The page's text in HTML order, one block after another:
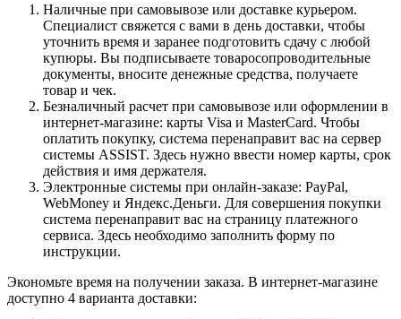
Наличные при самовывозе или доставке курьером.
Специалист свяжется с вами в день доставки, чтобы
уточнить время и заранее подготовить сдачу с любой
купюры. Вы подписываете товаросопроводительные
документы, вносите денежные средства, получаете
товар и чек.
Безналичный расчет при самовывозе или оформлении в
интернет-магазине: карты Visa и MasterCard. Чтобы
оплатить покупку, система перенаправит вас на сервер
системы ASSIST. Здесь нужно ввести номер карты, срок
действия и имя держателя.
Электронные системы при онлайн-заказе: PayPal,
WebMoney и Яндекс.Деньги. Для совершения покупки
система перенаправит вас на страницу платежного
сервиса. Здесь необходимо заполнить форму по
инструкции.
Экономьте время на получении заказа. В интернет-магазине
доступно 4 варианта доставки: